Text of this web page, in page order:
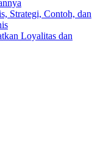
Strategi, Contoh, dan
Loyalitas dan